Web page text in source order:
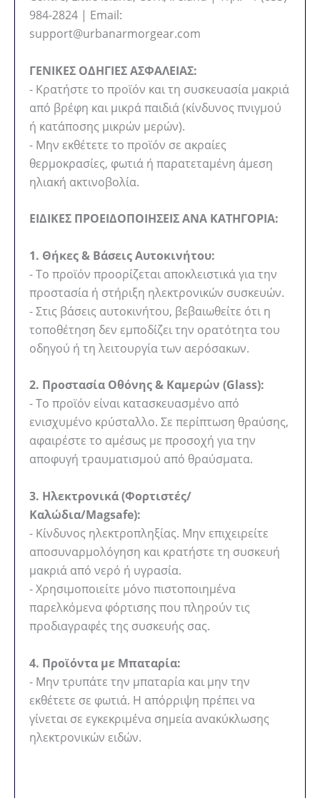
984-2824 | Email:
support@urbanarmorgear.com
ΓΕΝΙΚΕΣ ΟΔΗΓΙΕΣ ΑΣΦΑΛΕΙΑΣ:
- Κρατήστε το προϊόν και τη συσκευασία μακριά
από βρέφη και μικρά παιδιά (κίνδυνος πνιγμού
ή κατάποσης μικρών μερών).
- Μην εκθέτετε το προϊόν σε ακραίες
θερμοκρασίες, φωτιά ή παρατεταμένη άμεση
ηλιακή ακτινοβολία.
ΕΙΔΙΚΕΣ ΠΡΟΕΙΔΟΠΟΙΗΣΕΙΣ ΑΝΑ ΚΑΤΗΓΟΡΙΑ:
1. Θήκες & Βάσεις Αυτοκινήτου:
- Το προϊόν προορίζεται αποκλειστικά για την
προστασία ή στήριξη ηλεκτρονικών συσκευών.
- Στις βάσεις αυτοκινήτου, βεβαιωθείτε ότι η
τοποθέτηση δεν εμποδίζει την ορατότητα του
οδηγού ή τη λειτουργία των αερόσακων.
2. Προστασία Οθόνης & Καμερών (Glass):
- Το προϊόν είναι κατασκευασμένο από
ενισχυμένο κρύσταλλο. Σε περίπτωση θραύσης,
αφαιρέστε το αμέσως με προσοχή για την
αποφυγή τραυματισμού από θραύσματα.
3. Ηλεκτρονικά (Φορτιστές/
Καλώδια/Magsafe):
- Κίνδυνος ηλεκτροπληξίας. Μην επιχειρείτε
αποσυναρμολόγηση και κρατήστε τη συσκευή
μακριά από νερό ή υγρασία.
- Χρησιμοποιείτε μόνο πιστοποιημένα
παρελκόμενα φόρτισης που πληρούν τις
προδιαγραφές της συσκευής σας.
4. Προϊόντα με Μπαταρία:
- Μην τρυπάτε την μπαταρία και μην την
εκθέτετε σε φωτιά. Η απόρριψη πρέπει να
γίνεται σε εγκεκριμένα σημεία ανακύκλωσης
ηλεκτρονικών ειδών.